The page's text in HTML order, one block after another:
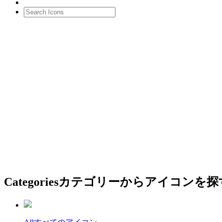
Categoriesカテゴリーからアイコンを探